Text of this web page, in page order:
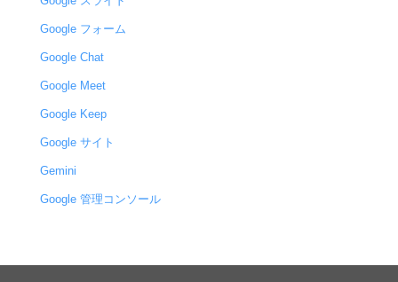
Google フォーム
Google Chat
Google Meet
Google Keep
Google サイト
Gemini
Google 管理コンソール